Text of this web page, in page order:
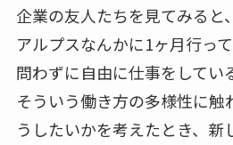
企業の友人たちを見てみると
アルプスなんかに1ヶ月行っ
問わずに自由に仕事をしてい
そういう働き方の多様性に触
うしたいかを考えたとき、新